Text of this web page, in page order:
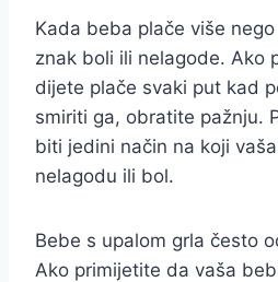
Kada beba plače više
znak boli ili nelagode. Ako
dijete plače svaki put kad
smiriti ga, obratite pažnju.
biti jedini način na koji
nelagodu ili bol.
Bebe s upalom grla često
Ako primijetite da vaša